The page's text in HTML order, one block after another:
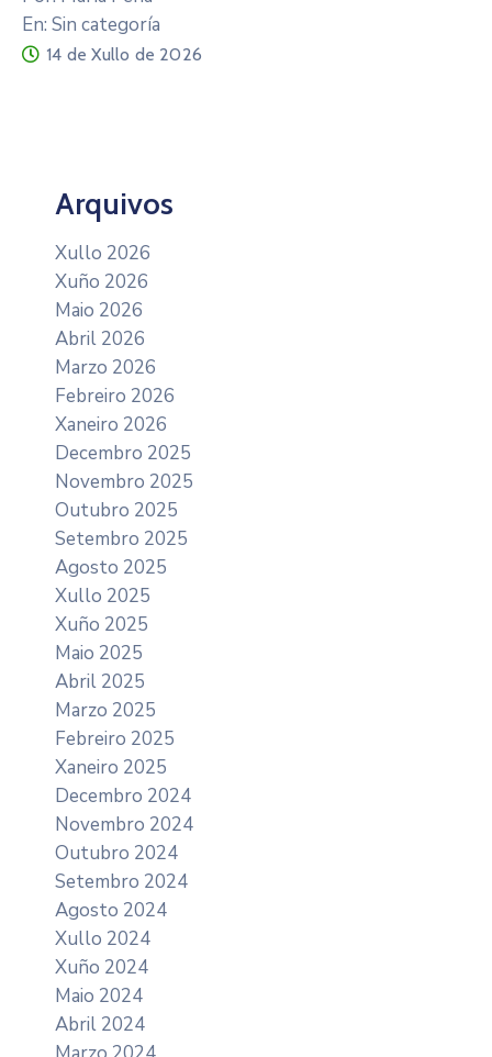
En: Sin categoría
14 de Xullo de 2026
Arquivos
Xullo 2026
Xuño 2026
Maio 2026
Abril 2026
Marzo 2026
Febreiro 2026
Xaneiro 2026
Decembro 2025
Novembro 2025
Outubro 2025
Setembro 2025
Agosto 2025
Xullo 2025
Xuño 2025
Maio 2025
Abril 2025
Marzo 2025
Febreiro 2025
Xaneiro 2025
Decembro 2024
Novembro 2024
Outubro 2024
Setembro 2024
Agosto 2024
Xullo 2024
Xuño 2024
Maio 2024
Abril 2024